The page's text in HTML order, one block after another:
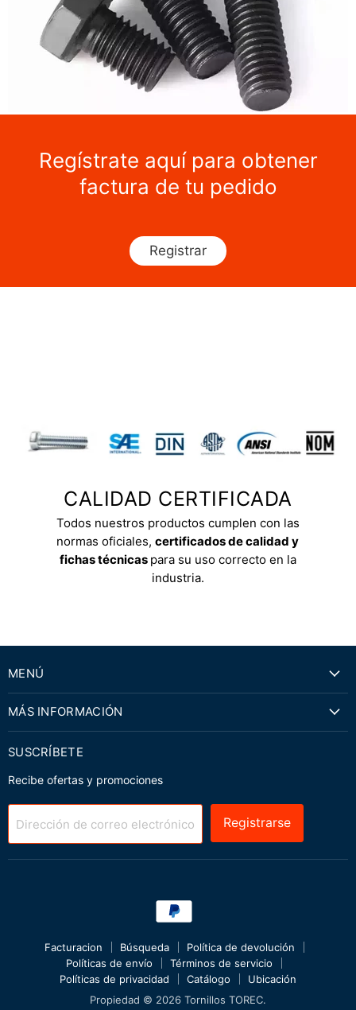
Regístrate aquí para obtener
factura de tu pedido
Registrar
CALIDAD CERTIFICADA
Todos nuestros productos cumplen con las
normas oficiales,certificados de calidad y
fichas técnicas para su uso correcto en la
industria.
MENÚ
MÁS INFORMACIÓN
SUSCRÍBETE
Recibe ofertas y promociones
Dirección de correo electrónico Registrarse
Facturacion Búsqueda
Política de devolución
Políticas de envío
Términos de servicio
Políticas de privacidad
Catálogo
Ubicación
Propiedad © 2026 Tornillos TOREC.